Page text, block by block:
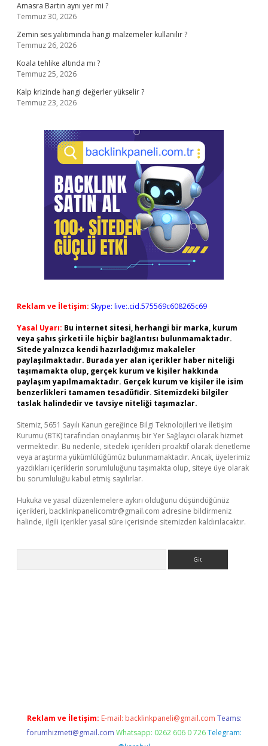
Amasra Bartın aynı yer mi ?
Temmuz 30, 2026
Zemin ses yalıtımında hangi malzemeler kullanılır ?
Temmuz 26, 2026
Koala tehlike altında mı ?
Temmuz 25, 2026
Kalp krizinde hangi değerler yükselir ?
Temmuz 23, 2026
Reklam ve İletişim: Skype: live:.cid.575569c608265c69
Yasal Uyarı: Bu internet sitesi, herhangi bir marka, kurum
veya şahıs şirketi ile hiçbir bağlantısı bulunmamaktadır.
Sitede yalnızca kendi hazırladığımız makaleler
paylaşılmaktadır. Burada yer alan içerikler haber niteliği
taşımamakta olup, gerçek kurum ve kişiler hakkında
paylaşım yapılmamaktadır. Gerçek kurum ve kişiler ile isim
benzerlikleri tamamen tesadüfidir. Sitemizdeki bilgiler
taslak halindedir ve tavsiye niteliği taşımazlar.
Sitemiz, 5651 Sayılı Kanun gereğince Bilgi Teknolojileri ve İletişim
Kurumu (BTK) tarafından onaylanmış bir Yer Sağlayıcı olarak hizmet
vermektedir. Bu nedenle, sitedeki içerikleri proaktif olarak denetleme
veya araştırma yükümlülüğümüz bulunmamaktadır. Ancak, üyelerimiz
yazdıkları içeriklerin sorumluluğunu taşımakta olup, siteye üye olarak
bu sorumluluğu kabul etmiş sayılırlar.
Hukuka ve yasal düzenlemelere aykırı olduğunu düşündüğünüz
içerikleri, backlinkpanelicomtr@gmail.com adresine bildirmeniz
halinde, ilgili içerikler yasal süre içerisinde sitemizden kaldırılacaktır.
Reklam ve İletişim: E-mail: backlinkpaneli@gmail.com Teams:
forumhizmeti@gmail.com Whatsapp: 0262 606 0 726 Telegram: